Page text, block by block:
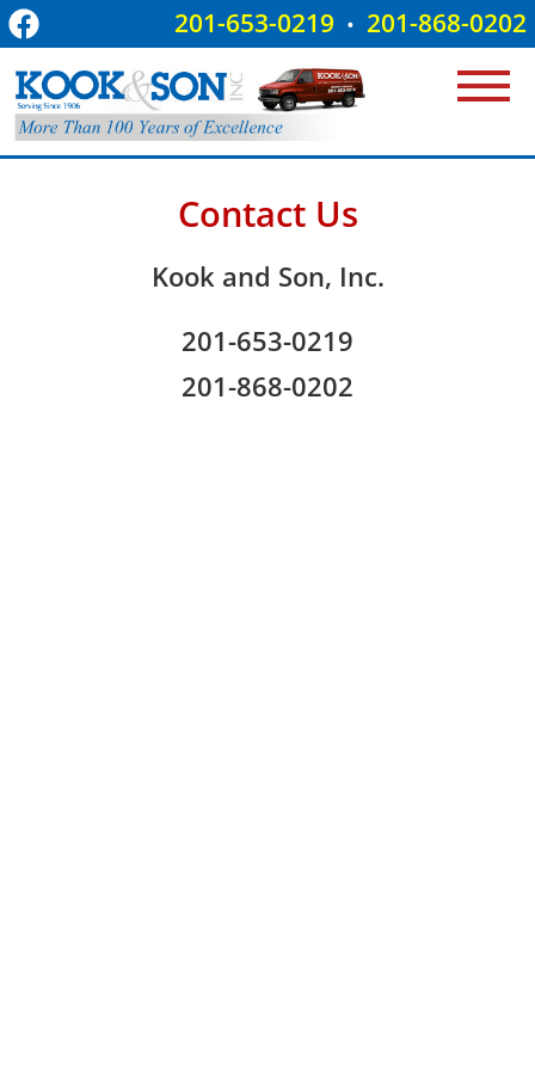
201-653-0219 • 201-868-0202
Contact Us
Kook and Son, Inc.
201-653-0219
201-868-0202